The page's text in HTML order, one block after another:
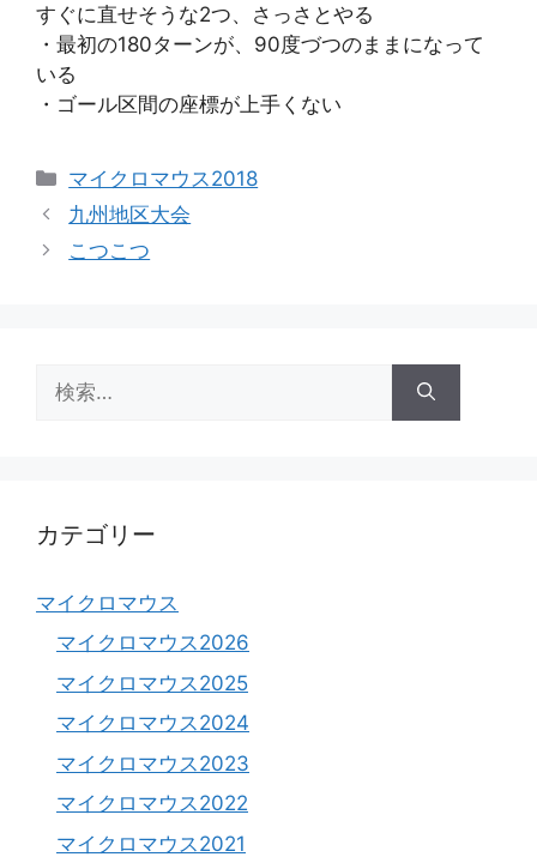
すぐに直せそうな2つ、さっさとやる
・最初の180ターンが、90度づつのままになって
いる
・ゴール区間の座標が上手くない
カ
テ
リ
マイクロマウス2018
九州地区大会
こつこつ
索:
カテゴリー
マイクロマウス
マイクロマウス2026
マイクロマウス2025
マイクロマウス2024
マイクロマウス2023
マイクロマウス2022
マイクロマウス2021